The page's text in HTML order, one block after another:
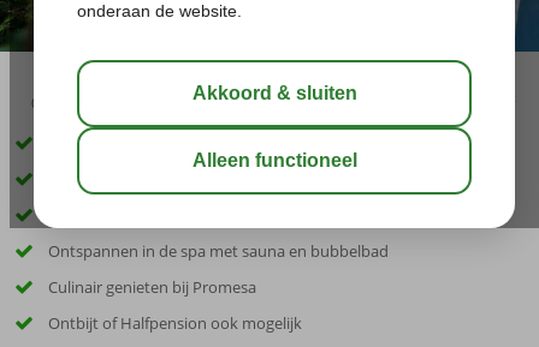
03:00 aug 31°C
Centrale ligging in hartje Málaga
Strand op loopafstand
Ontspannen in de spa met sauna en bubbelbad
Culinair genieten bij Promesa
Ontbijt of Halfpension ook mogelijk